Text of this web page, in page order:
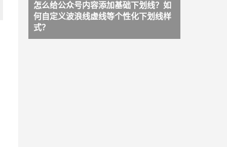
怎么给公众号内容添加基础下划线？如
何自定义波浪线虚线等个性化下划线样
式？